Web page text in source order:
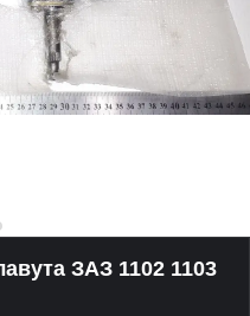
ЗАЗ 1102 1103